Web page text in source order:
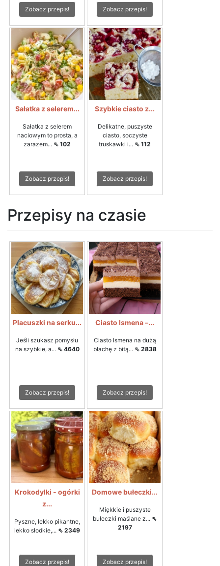
Zobacz przepis! Zobacz przepis!
Sałatka z selerem...
Sałatka z selerem
naciowym to prosta, a
zarazem... ⇖ 102
Zobacz przepis!
Szybkie ciasto z...
Delikatne, puszyste
ciasto, soczyste
truskawki i... ⇖ 112
Zobacz przepis!
Przepisy na czasie
Placuszki na serku...
Jeśli szukasz pomysłu
na szybkie, a... ⇖ 4640
Zobacz przepis!
Ciasto Ismena –...
Ciasto Ismena na dużą
blachę z bitą... ⇖ 2838
Zobacz przepis!
Krokodylki - ogórki
z...
Pyszne, lekko pikantne,
lekko słodkie,... ⇖ 2349
Zobacz przepis!
Domowe bułeczki...
Miękkie i puszyste
bułeczki maślane z... ⇖
2197
Zobacz przepis!